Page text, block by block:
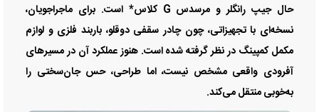
حال جیپ رانگلر و مرسدس G کلاس* است. برای ماجراجویان،
نسخه‌ای با تجهیزاتی، چون چادر سقفی دوقلو، باربند فلزی و لوازم
مکمل کمپینگ در نظر گرفته شده است. هنوز عملکرد آن در مسیر‌های
آفرودی واقعی مشخص نیست، اما طراحی، حس جان‌سختی را
به‌خوبی منتقل می‌کند.